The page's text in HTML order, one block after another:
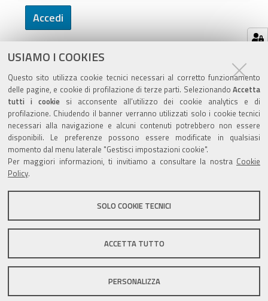
USIAMO I COOKIES
Questo sito utilizza cookie tecnici necessari al corretto funzionamento
delle pagine, e cookie di profilazione di terze parti. Selezionando Accetta
tutti i cookiesi acconsente all’utilizzo dei cookie analytics e di
profilazione. Chiudendo il banner verranno utilizzati solo i cookie tecnici
necessari alla navigazione e alcuni contenuti potrebbero non essere
disponibili. Le preferenze possono essere modificate in qualsiasi
momento dal menu laterale "Gestisci impostazioni cookie".
Per maggiori informazioni, ti invitiamo a consultare la nostra Cookie
Policy.
SOLO COOKIE TECNICI
ACCETTA TUTTO
PERSONALIZZA
Hai dimenticato la tua password?
Se hai dimenticato la tua password,
possiamo
spedirtene una nuova.
Valuta questo sito
Sito istituzionale Comune di Zola Predosa
DPO|Accessibilità